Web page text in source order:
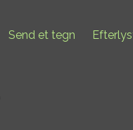
Send et tegn